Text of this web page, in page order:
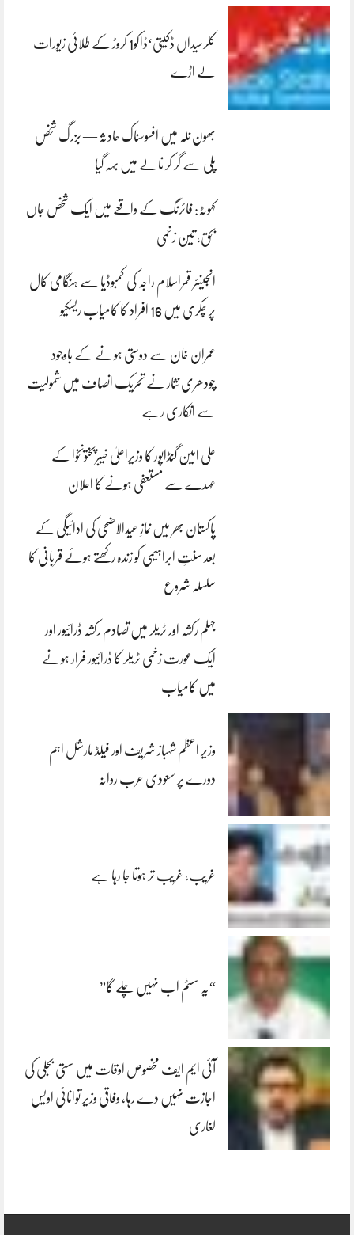
کلرسیداں ڈکیتی‘ڈاکو1 کروڑ کے طلائی زیورات
لے اڑے
بھون نلہ میں افسوسناک حادثہ — بزرگ شخص
پلی سے گر کر نالے میں بہہ گیا
کہوٹہ: فائرنگ کے واقعے میں ایک شخص جاں
بحق، تین زخمی
انجینئر قمراسلام راجہ کی کمبوڈیا سے ہنگامی کال
پر چکری میں 16 افراد کا کامیاب ریسکیو
عمران خان سے دوستی ہونے کے باوجود
چودھری نثار نے تحریک انصاف میں شمولیت
سے انکاری رہے
علی امین گنڈاپور کا وزیراعلیٰ خیبرپختونخوا کے
عہدے سے مستعفی ہونے کا اعلان
پاکستان بھر میں نمازِ عیدالاضحی کی ادائیگی کے
بعد سنتِ ابراہیمی کو زندہ رکھتے ہوئے قربانی کا
سلسلہ شروع
جہلم رکشہ اور ٹریلر میں تصادم رکشہ ڈرائیور اور
ایک عورت زخمی ٹریلر کا ڈرائیور فرار ہونے
میں کامیاب
وزیر اعظم شہباز شریف اور فیلڈ مارشل اہم
دورے پر سعودی عرب روانہ
غریب، غریب تر ہوتا جا رہا ہے
“یہ سسٹم اب نہیں چلے گا”
آئی ایم ایف مخصوص اوقات میں سستی بجلی کی
اجازت نہیں دے رہا، وفاقی وزیر توانائی اویس
لغاری